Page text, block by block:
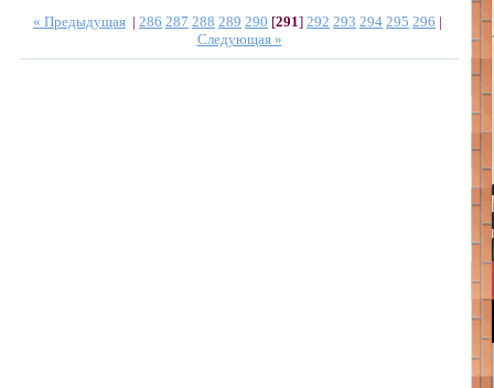
« Предыдущая | 286 287 288 289 290 [291] 292 293 294 295 296 |
Следующая »